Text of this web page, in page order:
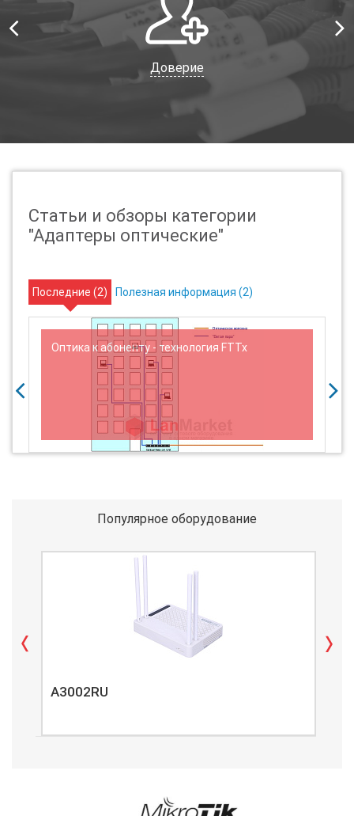
Доверие
Статьи и обзоры категории
"Адаптеры оптические"
Последние (2) Полезная информация (2)
Оптика к абоненту - технология FTTx
Популярное оборудование
A3002RU